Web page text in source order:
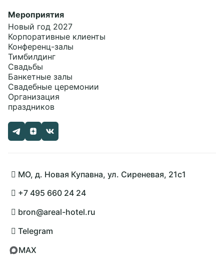
Мероприятия
Новый год 2027
Корпоративные клиенты
Конференц-залы
Тимбилдинг
Свадьбы
Банкетные залы
Свадебные церемонии
Организация
праздников
МО, д. Новая Купавна, ул. Сиреневая, 21с1
+7 495 660 24 24
bron@areal-hotel.ru
Telegram
MAX